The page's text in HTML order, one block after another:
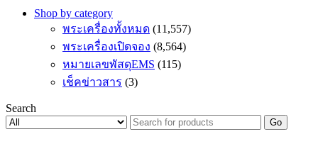
Shop by category
พระเครื่องทั้งหมด (11,557)
พระเครื่องเปิดจอง (8,564)
หมายเลขพัสดุEMS (115)
เช็คข่าวสาร (3)
Search
Go